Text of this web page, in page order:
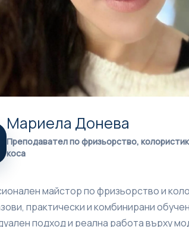
Мариела Донева
Преподавател по фризьорство,
коса
майстор по фризьорство и
практически и комбинирани
подход и реална работа върху